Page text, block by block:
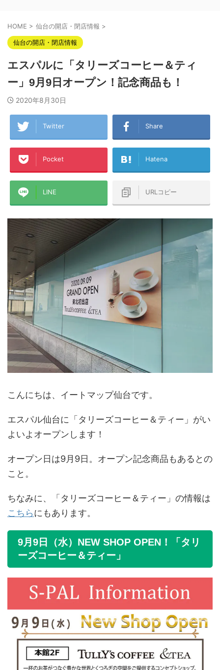
HOME > 仙台の開店・閉店情報 >
仙台の開店・閉店情報
エスパルに「タリーズコーヒー＆ティ
ー」9月9日オープン！記念商品も！
2020年8月30日
Twitter Share
Pocket Hatena
LINE URLコピー
こんにちは、イートマップ仙台です。
エスパル仙台に「タリーズコーヒー＆ティー」がい
よいよオープンします！
オープン日は9月9日。オープン記念商品もあるとの
こと。
ちなみに、「タリーズコーヒー＆ティー」の情報は
こちらにもあります。
9月9日（水）NEW SHOP OPEN！「タリ
ーズコーヒー＆ティー」